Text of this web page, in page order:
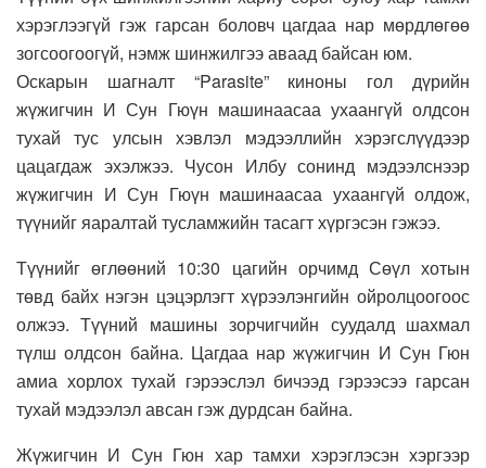
хэрэглээгүй гэж гарсан боловч цагдаа нар мөрдлөгөө
зогсоогоогүй, нэмж шинжилгээ аваад байсан юм.
Оскарын шагналт “Parasite” киноны гол дүрийн
жүжигчин И Сун Гюүн машинаасаа ухаангүй олдсон
тухай тус улсын хэвлэл мэдээллийн хэрэгслүүдээр
цацагдаж эхэлжээ. Чусон Илбу сонинд мэдээлснээр
жүжигчин И Сун Гюүн машинаасаа ухаангүй олдож,
түүнийг яаралтай тусламжийн тасагт хүргэсэн гэжээ.
Түүнийг өглөөний 10:30 цагийн орчимд Сөүл хотын
төвд байх нэгэн цэцэрлэгт хүрээлэнгийн ойролцоогоос
олжээ. Түүний машины зорчигчийн суудалд шахмал
түлш олдсон байна. Цагдаа нар жүжигчин И Сун Гюн
амиа хорлох тухай гэрээслэл бичээд гэрээсээ гарсан
тухай мэдээлэл авсан гэж дурдсан байна.
Жүжигчин И Сун Гюн хар тамхи хэрэглэсэн хэргээр